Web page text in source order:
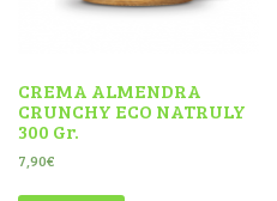
CREMA ALMENDRA
CRUNCHY ECO NATRULY
300 Gr.
7,90€